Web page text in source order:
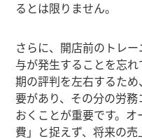
るとは限りません。
さらに、開店前のトレ
与が発生することを忘
期の評判を左右するた
要があり、その分の労
おくことが重要です。
費」と捉えず、将来の売